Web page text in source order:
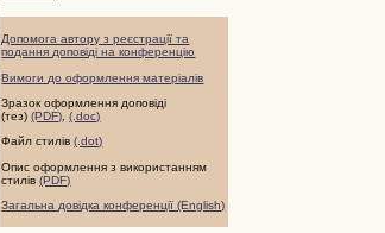
Допомога автору з реєстрації та
подання доповіді на конференцію
Вимоги до оформлення матеріалів
Зразок оформлення доповіді
(тез)(PDF) ,(.doc)
Файл стилів(.dot)
Опис оформлення з використанням
стилів(PDF)
Загальна довідка конференції (English)